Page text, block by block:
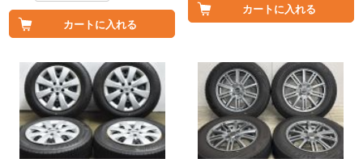
カートに入れる
カートに入れる